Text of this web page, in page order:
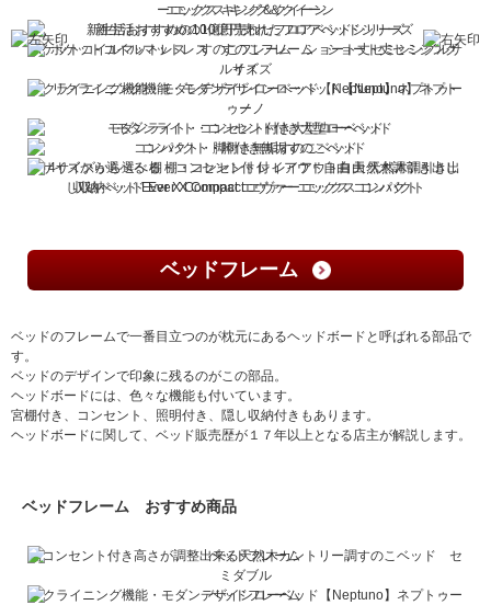
エックス キング＆クイーン
新生活おすすめの10億円売れたフロアベッドシリーズ
ポケットコイルマットレス すのこフレーム ショート丈セミシングルサ
イズ
リクライニング機能・モダンデザインローベッド【Neptuno】ネプトゥー
ノ
モダンライト・コンセント付き大型ローベッド
コンパクト・脚付き無垢すのこベッド
4サイズから選べる 棚・コンセント付 レイアウト自由 天然木調引き出し
収納ベッド Ever X Compact エヴァー エックス コンパクト
ベッドフレーム
ベッドのフレームで一番目立つのが枕元にあるヘッドボードと呼ばれる部品で
す。
ベッドのデザインで印象に残るのがこの部品。
ヘッドボードには、色々な機能も付いています。
宮棚付き、コンセント、照明付き、隠し収納付きもあります。
ヘッドボードに関して、ベッド販売歴が１７年以上となる店主が解説します。
ベッドフレーム おすすめ商品
棚コンセント付き高さが調整出来る天然木カントリー調すのこベッド セ
ミダブル
リクライニング機能・モダンデザインローベッド【Neptuno】ネプトゥー